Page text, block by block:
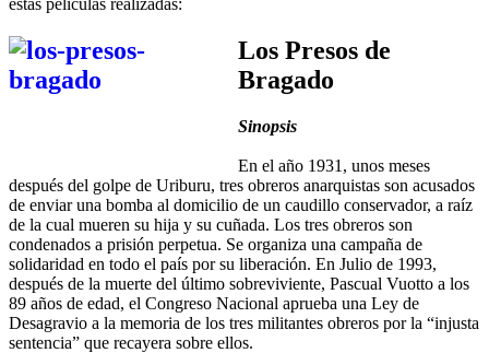
Los Presos de
Bragado
Sinopsis
En el año 1931, unos meses
después del golpe de Uriburu, tres obreros anarquistas son acusados
de enviar una bomba al domicilio de un caudillo conservador, a raíz
de la cual mueren su hija y su cuñada. Los tres obreros son
condenados a prisión perpetua. Se organiza una campaña de
solidaridad en todo el país por su liberación. En Julio de 1993,
después de la muerte del último sobreviviente, Pascual Vuotto a los
89 años de edad, el Congreso Nacional aprueba una Ley de
Desagravio a la memoria de los tres militantes obreros por la “injusta
sentencia” que recayera sobre ellos.